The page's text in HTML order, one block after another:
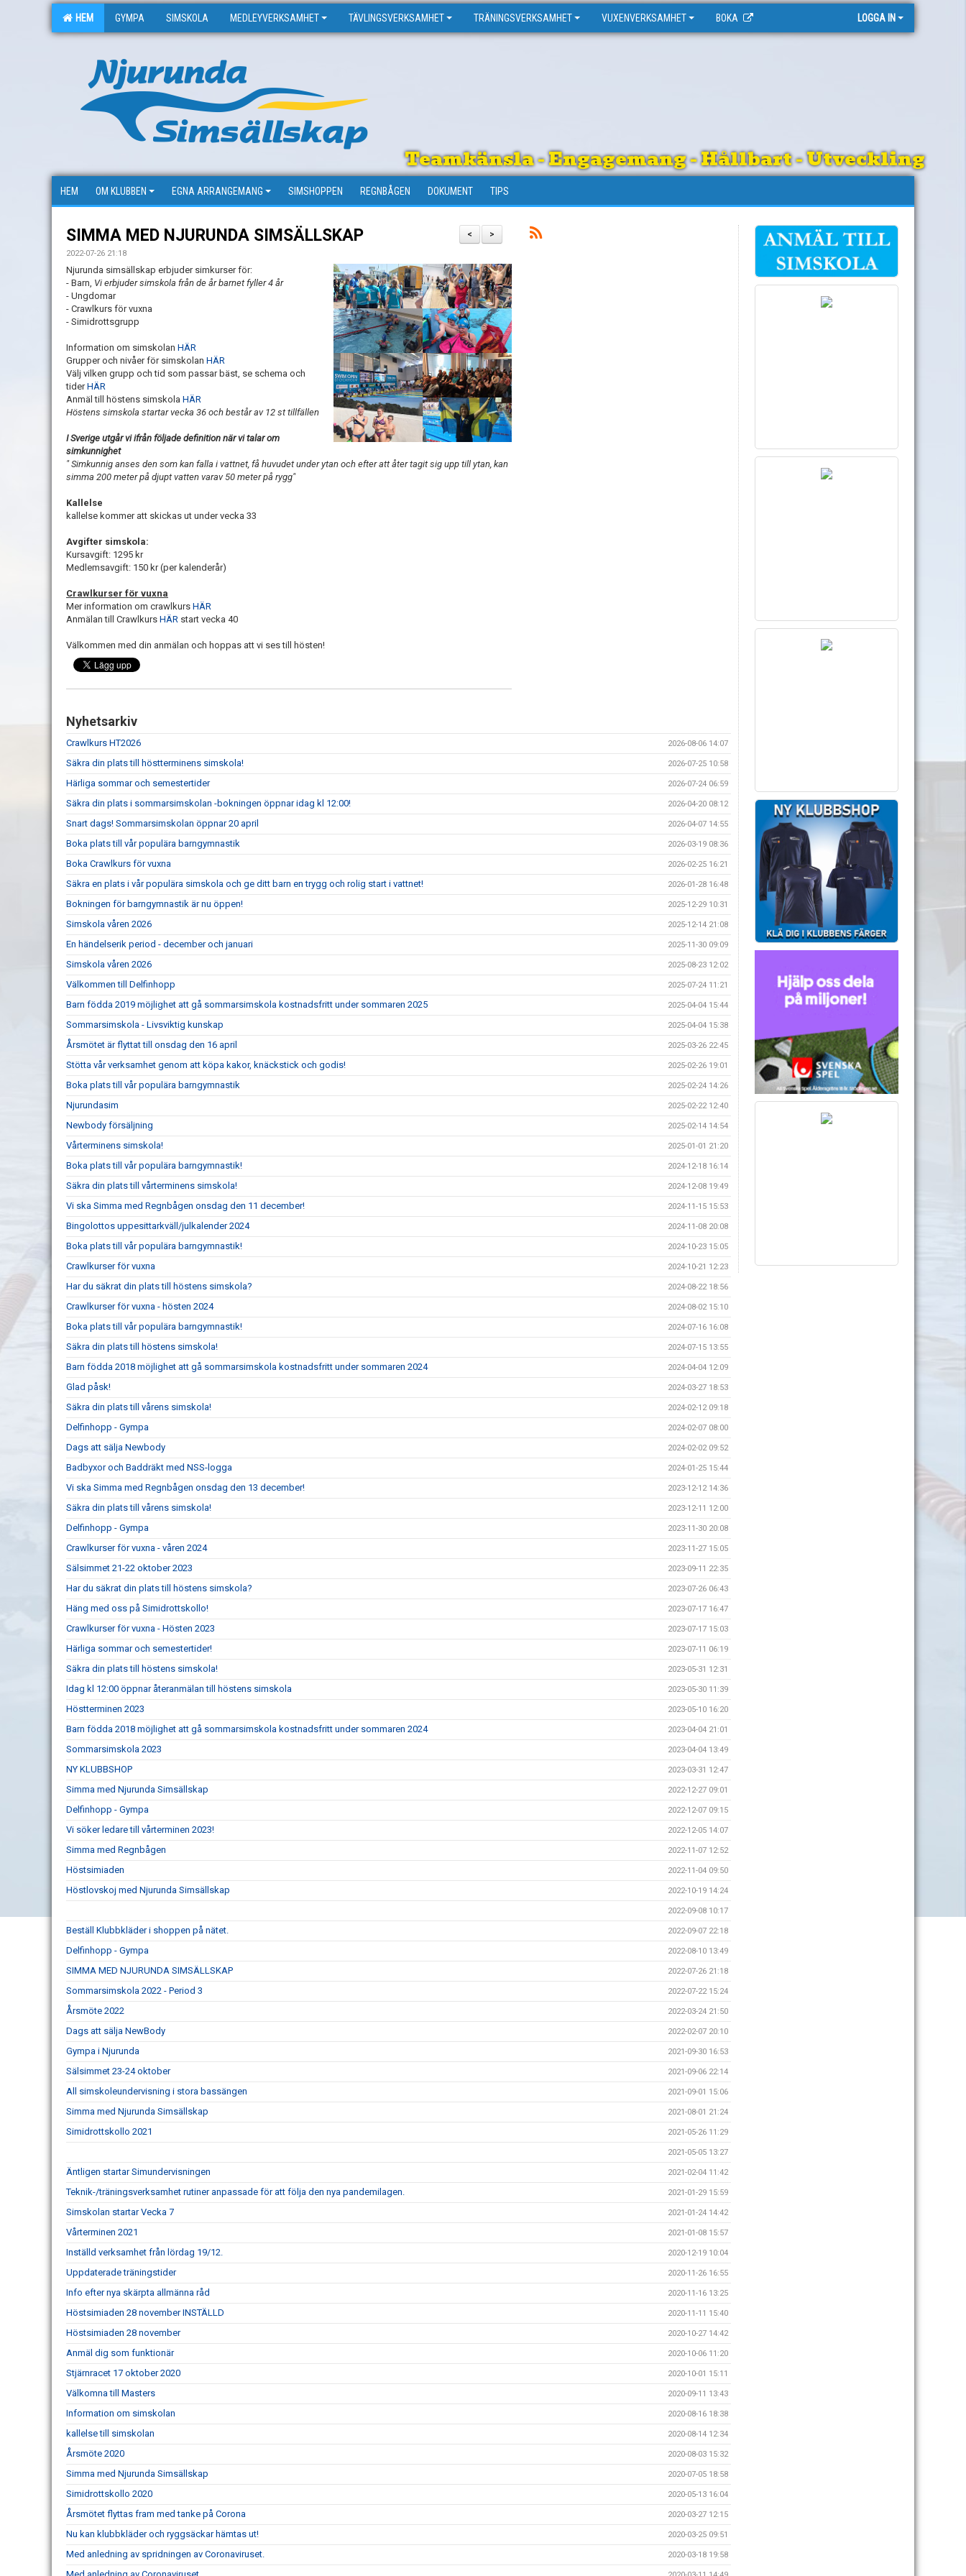
HEM GYMPA SIMSKOLA MEDLEYVERKSAMHET TÄVLINGSVERKSAMHET TRÄNINGSVERKSAMHET VUXENVERKSAMHET BOKA LOGGA IN
Teamkänsla - Engagemang - Hållbart - Utveckling
HEM OM KLUBBEN EGNA ARRANGEMANG SIMSHOPPEN REGNBÅGEN DOKUMENT TIPS
>
<
SIMMA MED NJURUNDA SIMSÄLLSKAP
2022-07-26 21:18
Njurunda simsällskap erbjuder simkurser för:
- Barn, Vi erbjuder simskola från de år barnet fyller 4 år
- Ungdomar
- Crawlkurs för vuxna
- Simidrottsgrupp
Information om simskolan HÄR
Grupper och nivåer för simskolan HÄR
Välj vilken grupp och tid som passar bäst, se schema och
tiderHÄR
Anmäl till höstens simskola HÄR
Höstens simskola startar vecka 36 och består av 12 st tillfällen
I Sverige utgår vi ifrån följade definition när vi talar om
simkunnighet
" Simkunnig anses den som kan falla i vattnet, få huvudet under ytan och efter att åter tagit sig upp till ytan, kan
simma 200 meter på djupt vatten varav 50 meter på rygg"
Kallelse
kallelse kommer att skickas ut under vecka 33
Avgifter simskola:
Kursavgift: 1295 kr
Medlemsavgift: 150 kr (per kalenderår)
Crawlkurser för vuxna
Mer information om crawlkurs HÄR
Anmälan till Crawlkurs HÄR start vecka 40
Välkommen med din anmälan och hoppas att vi ses till hösten!
Nyhetsarkiv
Crawlkurs HT2026 2026-08-06 14:07
Säkra din plats till höstterminens simskola! 2026-07-25 10:58
Härliga sommar och semestertider 2026-07-24 06:59
Säkra din plats i sommarsimskolan -bokningen öppnar idag kl 12:00! 2026-04-20 08:12
Snart dags! Sommarsimskolan öppnar 20 april 2026-04-07 14:55
Boka plats till vår populära barngymnastik 2026-03-19 08:36
Boka Crawlkurs för vuxna 2026-02-25 16:21
Säkra en plats i vår populära simskola och ge ditt barn en trygg och rolig start i vattnet! 2026-01-28 16:48
Bokningen för barngymnastik är nu öppen! 2025-12-29 10:31
Simskola våren 2026 2025-12-14 21:08
En händelserik period - december och januari 2025-11-30 09:09
Simskola våren 2026 2025-08-23 12:02
Välkommen till Delfinhopp 2025-07-24 11:21
Barn födda 2019 möjlighet att gå sommarsimskola kostnadsfritt under sommaren 2025 2025-04-04 15:44
Sommarsimskola - Livsviktig kunskap 2025-04-04 15:38
Årsmötet är flyttat till onsdag den 16 april 2025-03-26 22:45
Stötta vår verksamhet genom att köpa kakor, knäckstick och godis! 2025-02-26 19:01
Boka plats till vår populära barngymnastik 2025-02-24 14:26
Njurundasim 2025-02-22 12:40
Newbody försäljning 2025-02-14 14:54
Vårterminens simskola! 2025-01-01 21:20
Boka plats till vår populära barngymnastik! 2024-12-18 16:14
Säkra din plats till vårterminens simskola! 2024-12-08 19:49
Vi ska Simma med Regnbågen onsdag den 11 december! 2024-11-15 15:53
Bingolottos uppesittarkväll/julkalender 2024 2024-11-08 20:08
Boka plats till vår populära barngymnastik! 2024-10-23 15:05
Crawlkurser för vuxna 2024-10-21 12:23
Har du säkrat din plats till höstens simskola? 2024-08-22 18:56
Crawlkurser för vuxna - hösten 2024 2024-08-02 15:10
Boka plats till vår populära barngymnastik! 2024-07-16 16:08
Säkra din plats till höstens simskola! 2024-07-15 13:55
Barn födda 2018 möjlighet att gå sommarsimskola kostnadsfritt under sommaren 2024 2024-04-04 12:09
Glad påsk! 2024-03-27 18:53
Säkra din plats till vårens simskola! 2024-02-12 09:18
Delfinhopp - Gympa 2024-02-07 08:00
Dags att sälja Newbody 2024-02-02 09:52
Badbyxor och Baddräkt med NSS-logga 2024-01-25 15:44
Vi ska Simma med Regnbågen onsdag den 13 december! 2023-12-12 14:36
Säkra din plats till vårens simskola! 2023-12-11 12:00
Delfinhopp - Gympa 2023-11-30 20:08
Crawlkurser för vuxna - våren 2024 2023-11-27 15:05
Sälsimmet 21-22 oktober 2023 2023-09-11 22:35
Har du säkrat din plats till höstens simskola? 2023-07-26 06:43
Häng med oss på Simidrottskollo! 2023-07-17 16:47
Crawlkurser för vuxna - Hösten 2023 2023-07-17 15:03
Härliga sommar och semestertider! 2023-07-11 06:19
Säkra din plats till höstens simskola! 2023-05-31 12:31
Idag kl 12:00 öppnar återanmälan till höstens simskola 2023-05-30 11:39
Höstterminen 2023 2023-05-10 16:20
Barn födda 2018 möjlighet att gå sommarsimskola kostnadsfritt under sommaren 2024 2023-04-04 21:01
Sommarsimskola 2023 2023-04-04 13:49
NY KLUBBSHOP 2023-03-31 12:47
Simma med Njurunda Simsällskap 2022-12-27 09:01
Delfinhopp - Gympa 2022-12-07 09:15
Vi söker ledare till vårterminen 2023! 2022-12-05 14:07
Simma med Regnbågen 2022-11-07 12:52
Höstsimiaden 2022-11-04 09:50
Höstlovskoj med Njurunda Simsällskap 2022-10-19 14:24
2022-09-08 10:17
Beställ Klubbkläder i shoppen på nätet. 2022-09-07 22:18
Delfinhopp - Gympa 2022-08-10 13:49
SIMMA MED NJURUNDA SIMSÄLLSKAP 2022-07-26 21:18
Sommarsimskola 2022 - Period 3 2022-07-22 15:24
Årsmöte 2022 2022-03-24 21:50
Dags att sälja NewBody 2022-02-07 20:10
Gympa i Njurunda 2021-09-30 16:53
Sälsimmet 23-24 oktober 2021-09-06 22:14
All simskoleundervisning i stora bassängen 2021-09-01 15:06
Simma med Njurunda Simsällskap 2021-08-01 21:24
Simidrottskollo 2021 2021-05-26 11:29
2021-05-05 13:27
Äntligen startar Simundervisningen 2021-02-04 11:42
Teknik-/träningsverksamhet rutiner anpassade för att följa den nya pandemilagen. 2021-01-29 15:59
Simskolan startar Vecka 7 2021-01-24 14:42
Vårterminen 2021 2021-01-08 15:57
Inställd verksamhet från lördag 19/12. 2020-12-19 10:04
Uppdaterade träningstider 2020-11-26 16:55
Info efter nya skärpta allmänna råd 2020-11-16 13:25
Höstsimiaden 28 november INSTÄLLD 2020-11-11 15:40
Höstsimiaden 28 november 2020-10-27 14:42
Anmäl dig som funktionär 2020-10-06 11:20
Stjärnracet 17 oktober 2020 2020-10-01 15:11
Välkomna till Masters 2020-09-11 13:43
Information om simskolan 2020-08-16 18:38
kallelse till simskolan 2020-08-14 12:34
Årsmöte 2020 2020-08-03 15:32
Simma med Njurunda Simsällskap 2020-07-05 18:58
Simidrottskollo 2020 2020-05-13 16:04
Årsmötet flyttas fram med tanke på Corona 2020-03-27 12:15
Nu kan klubbkläder och ryggsäckar hämtas ut! 2020-03-25 09:51
Med anledning av spridningen av Coronaviruset. 2020-03-18 19:58